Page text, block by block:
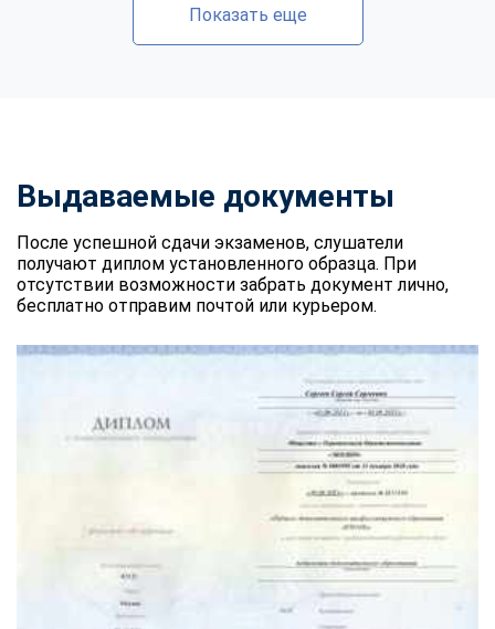
Показать еще
Выдаваемые документы
После успешной сдачи экзаменов, слушатели
получают диплом установленного образца. При
отсутствии возможности забрать документ лично,
бесплатно отправим почтой или курьером.